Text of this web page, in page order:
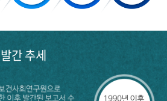
간 추세